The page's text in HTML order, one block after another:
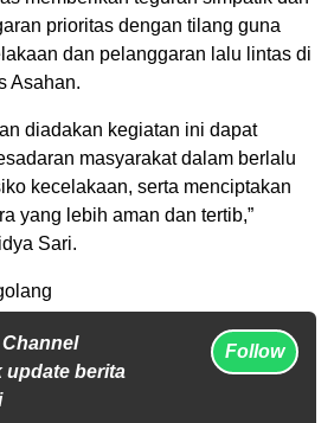
prioritas dengan tilang guna
dan pelanggaran lalu lintas di
Asahan.
diadakan kegiatan ini dapat
masyarakat dalam berlalu
kecelakaan, serta menciptakan
yang lebih aman dan tertib,”
Sari.
update berita
Follow